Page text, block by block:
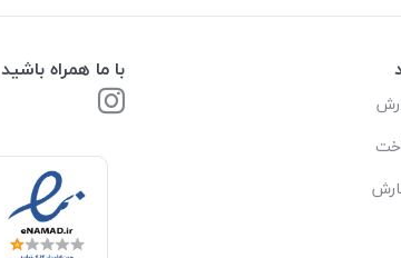
با ما همراه باشید